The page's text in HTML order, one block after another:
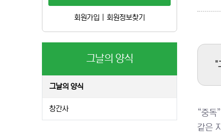
"
“중독
같은
회원가입 회원정보찾기
그날의 양식
그날의 양식
창간사